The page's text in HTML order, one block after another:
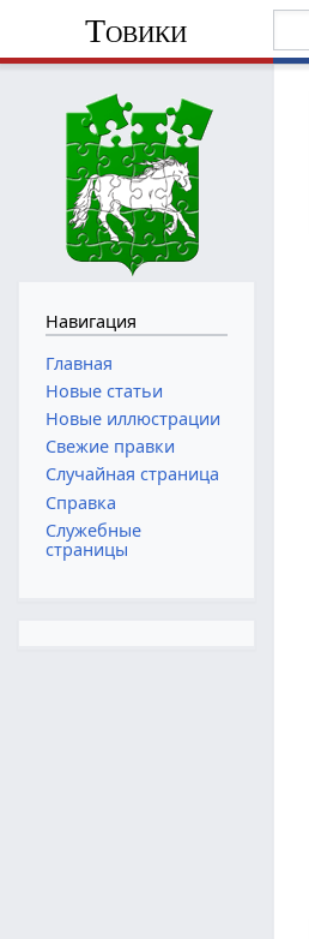
Товики
Навигация
Главная
Новые статьи
Новые иллюстрации
Свежие правки
Случайная страница
Справка
Служебные
страницы